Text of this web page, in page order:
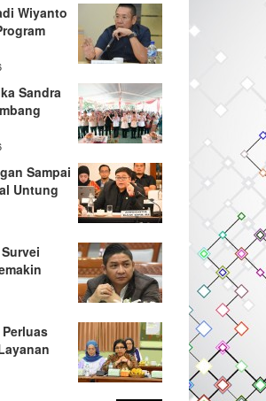
Wiyanto
Sandra
Sampai
Untung